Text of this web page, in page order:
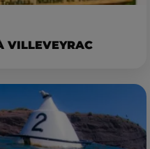
VILLEVEYRAC